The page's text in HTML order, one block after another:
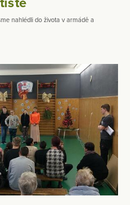
nahlédli do života v armádě a